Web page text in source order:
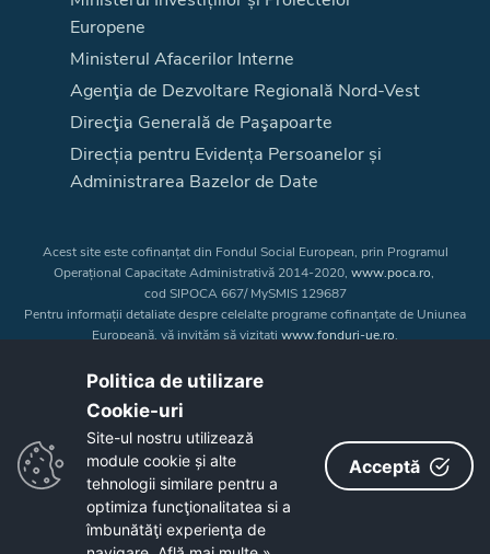
Europene
Ministerul Afacerilor Interne
Agenţia de Dezvoltare Regională Nord-Vest
Direcţia Generală de Paşapoarte
Direcția pentru Evidența Persoanelor și
Administrarea Bazelor de Date
Acest site este cofinanțat din Fondul Social European, prin Programul
Operațional Capacitate Administrativă 2014-2020, www.poca.ro,
cod SIPOCA 667/ MySMIS 129687
Pentru informații detaliate despre celelalte programe cofinanțate de Uniunea
Europeană, vă invităm să vizitați www.fonduri-ue.ro.
a Uniunii Europene. Întreaga responsabilitate asupra
Copyright © 2026 - Consiliul Judeţean Bistrița-Năsăud
Politica de utilizare
Cookie-uri‎
Site-ul nostru utilizează
module cookie și alte
tehnologii similare pentru a
optimiza funcţionalitatea si a
îmbunătăţi experienţa de
Acceptă